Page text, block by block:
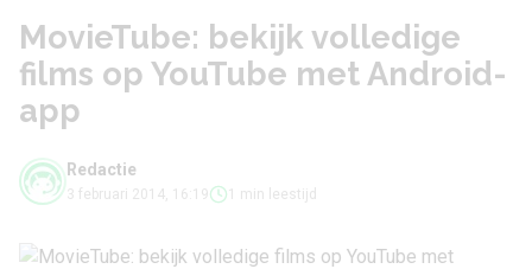
MovieTube: bekijk volledige
films op YouTube met Android-
app
Redactie
3 februari 2014, 16:19 1 min leestijd